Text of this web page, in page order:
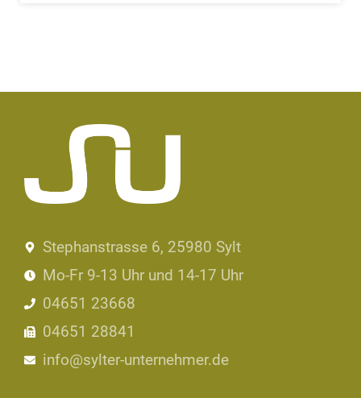
Stephanstrasse 6, 25980 Sylt
Mo-Fr 9-13 Uhr und 14-17 Uhr
04651 23668
04651 28841
info@sylter-unternehmer.de